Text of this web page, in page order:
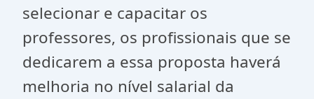
selecionar e capacitar os
professores, os profissionais que se
dedicarem a essa proposta haverá
melhoria no nível salarial da